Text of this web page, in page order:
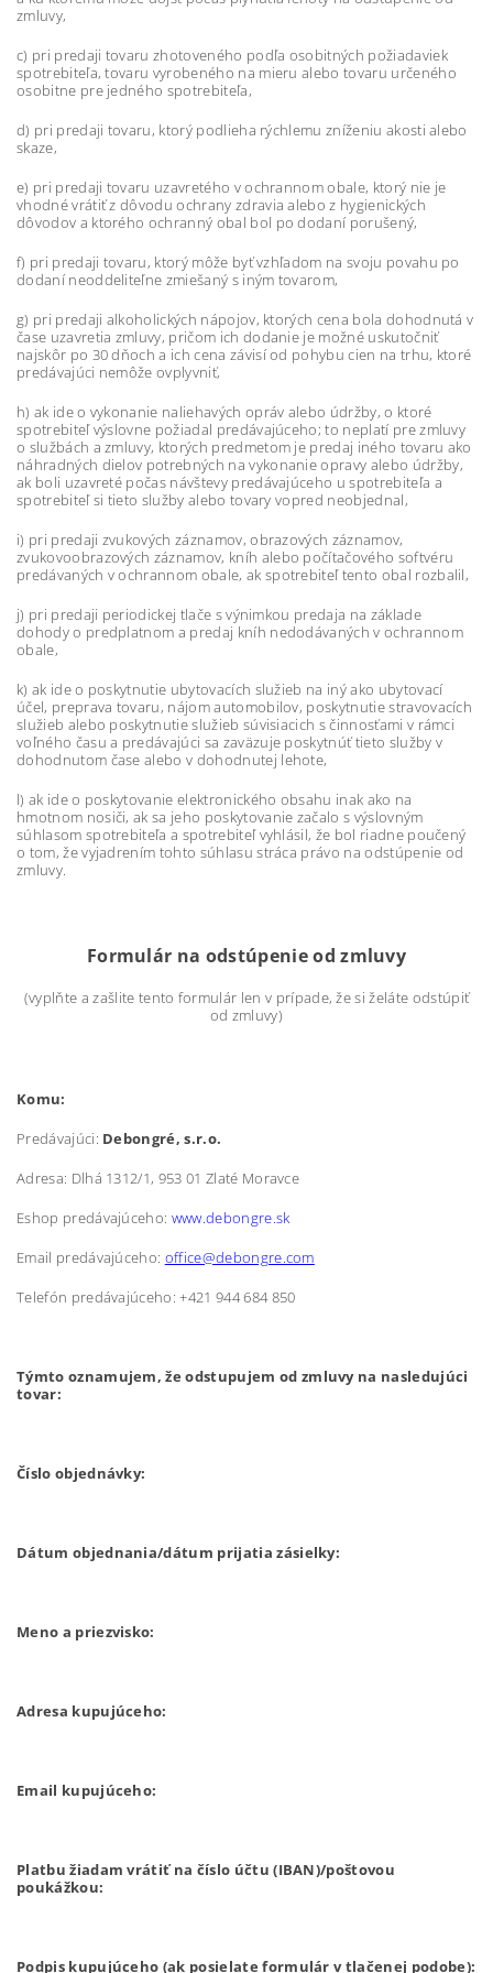
zmluvy,
c) pri predaji tovaru zhotoveného podľa osobitných požiadaviek
spotrebiteľa, tovaru vyrobeného na mieru alebo tovaru určeného
osobitne pre jedného spotrebiteľa,
d) pri predaji tovaru, ktorý podlieha rýchlemu zníženiu akosti alebo
skaze,
e) pri predaji tovaru uzavretého v ochrannom obale, ktorý nie je
vhodné vrátiť z dôvodu ochrany zdravia alebo z hygienických
dôvodov a ktorého ochranný obal bol po dodaní porušený,
f) pri predaji tovaru, ktorý môže byť vzhľadom na svoju povahu po
dodaní neoddeliteľne zmiešaný s iným tovarom,
g) pri predaji alkoholických nápojov, ktorých cena bola dohodnutá v
čase uzavretia zmluvy, pričom ich dodanie je možné uskutočniť
najskôr po 30 dňoch a ich cena závisí od pohybu cien na trhu, ktoré
predávajúci nemôže ovplyvniť,
h) ak ide o vykonanie naliehavých opráv alebo údržby, o ktoré
spotrebiteľ výslovne požiadal predávajúceho; to neplatí pre zmluvy
o službách a zmluvy, ktorých predmetom je predaj iného tovaru ako
náhradných dielov potrebných na vykonanie opravy alebo údržby,
ak boli uzavreté počas návštevy predávajúceho u spotrebiteľa a
spotrebiteľ si tieto služby alebo tovary vopred neobjednal,
i) pri predaji zvukových záznamov, obrazových záznamov,
zvukovoobrazových záznamov, kníh alebo počítačového softvéru
predávaných v ochrannom obale, ak spotrebiteľ tento obal rozbalil,
j) pri predaji periodickej tlače s výnimkou predaja na základe
dohody o predplatnom a predaj kníh nedodávaných v ochrannom
obale,
k) ak ide o poskytnutie ubytovacích služieb na iný ako ubytovací
účel, preprava tovaru, nájom automobilov, poskytnutie stravovacích
služieb alebo poskytnutie služieb súvisiacich s činnosťami v rámci
voľného času a predávajúci sa zaväzuje poskytnúť tieto služby v
dohodnutom čase alebo v dohodnutej lehote,
l) ak ide o poskytovanie elektronického obsahu inak ako na
hmotnom nosiči, ak sa jeho poskytovanie začalo s výslovným
súhlasom spotrebiteľa a spotrebiteľ vyhlásil, že bol riadne poučený
o tom, že vyjadrením tohto súhlasu stráca právo na odstúpenie od
zmluvy.
Formulár na odstúpenie od zmluvy
(vyplňte a zašlite tento formulár len v prípade, že si želáte odstúpiť
od zmluvy)
Komu:
Predávajúci: Debongré, s.r.o.
Adresa: Dlhá 1312/1, 953 01 Zlaté Moravce
Eshop predávajúceho: www.debongre.sk
Email predávajúceho: office@debongre.com
Telefón predávajúceho: +421 944 684 850
Týmto oznamujem, že odstupujem od zmluvy na nasledujúci
tovar:
Číslo objednávky:
Dátum objednania/dátum prijatia zásielky:
Meno a priezvisko:
Adresa kupujúceho:
Email kupujúceho:
Platbu žiadam vrátiť na číslo účtu (IBAN)/poštovou
poukážkou:
Podpis kupujúceho (ak posielate formulár v tlačenej podobe):